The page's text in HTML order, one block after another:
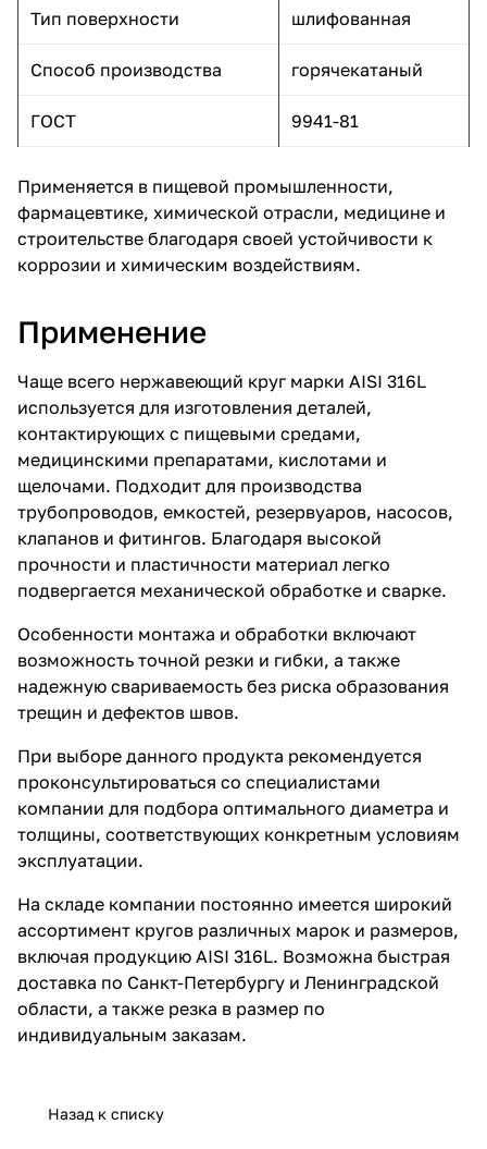
Тип поверхности шлифованная
Способ производства горячекатаный
ГОСТ 9941-81
Применяется в пищевой промышленности,
фармацевтике, химической отрасли, медицине и
строительстве благодаря своей устойчивости к
коррозии и химическим воздействиям.
Применение
Чаще всего нержавеющий круг марки AISI 316L
используется для изготовления деталей,
контактирующих с пищевыми средами,
медицинскими препаратами, кислотами и
щелочами. Подходит для производства
трубопроводов, емкостей, резервуаров, насосов,
клапанов и фитингов. Благодаря высокой
прочности и пластичности материал легко
подвергается механической обработке и сварке.
Особенности монтажа и обработки включают
возможность точной резки и гибки, а также
надежную свариваемость без риска образования
трещин и дефектов швов.
При выборе данного продукта рекомендуется
проконсультироваться со специалистами
компании для подбора оптимального диаметра и
толщины, соответствующих конкретным условиям
эксплуатации.
На складе компании постоянно имеется широкий
ассортимент кругов различных марок и размеров,
включая продукцию AISI 316L. Возможна быстрая
доставка по Санкт-Петербургу и Ленинградской
области, а также резка в размер по
индивидуальным заказам.
Назад к списку